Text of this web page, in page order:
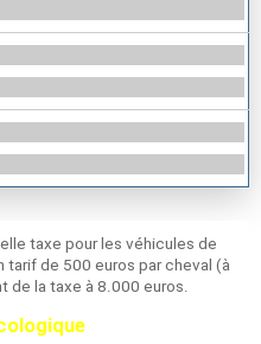
taxe pour les véhicules de
de 500 euros par cheval (à
de la taxe à 8.000 euros.